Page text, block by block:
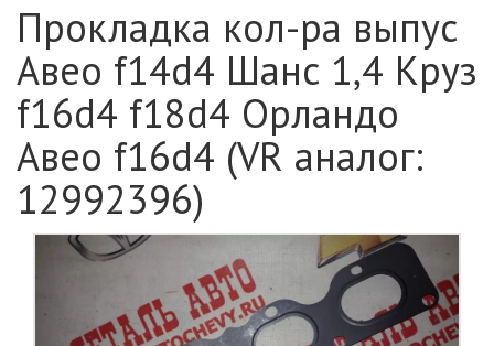
Прокладка кол-ра выпус
Авео f14d4 Шанс 1,4 Круз
f16d4 f18d4 Орландо
Авео f16d4 (VR аналог:
12992396)